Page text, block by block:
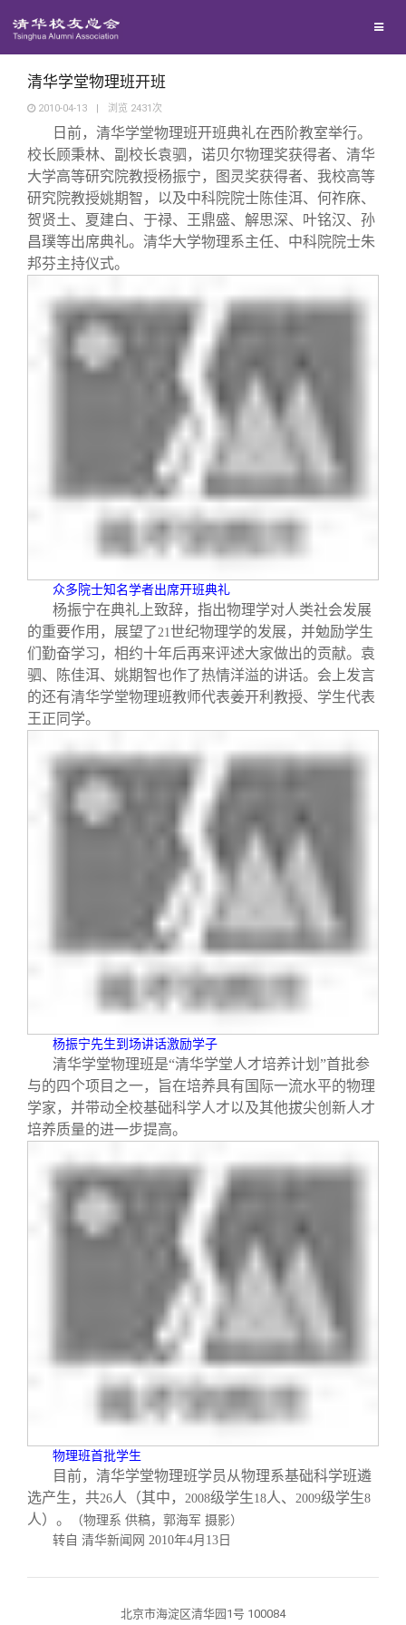
地区联络
年级联络
院系校友工作
专业委员会
兴趣群体
西南联大校友会
回馈母校
捐赠项目
捐赠新闻
捐赠纪事
捐赠方法
义工计划
媒体平台
《清华校友通讯》
《水木清华》
我要订阅
新媒体平台
百年清华
清华人物
清华故事
青春风采
校友讲坛
校友视界
校友服务
终身学习
信息化服务
实用信息
校友总会
总会简介
总会章程
理事会名单
联系我们
清华学堂物理班开班
2010-04-13 | 浏览 2431 次
日前，清华学堂物理班开班典礼在西阶教室举行。
校长顾秉林、副校长袁驷，诺贝尔物理奖获得者、清华
大学高等研究院教授杨振宁，图灵奖获得者、我校高等
研究院教授姚期智，以及中科院院士陈佳洱、何祚庥、
贺贤土、夏建白、于禄、王鼎盛、解思深、叶铭汉、孙
昌璞等出席典礼。清华大学物理系主任、中科院院士朱
邦芬主持仪式。
众多院士知名学者出席开班典礼
杨振宁在典礼上致辞，指出物理学对人类社会发展
的重要作用，展望了 21世纪物理学的发展，并勉励学生
们勤奋学习，相约十年后再来评述大家做出的贡献。袁
驷、陈佳洱、姚期智也作了热情洋溢的讲话。会上发言
的还有清华学堂物理班教师代表姜开利教授、学生代表
王正同学。
杨振宁先生到场讲话激励学子
清华学堂物理班是“清华学堂人才培养计划”首批参
与的四个项目之一，旨在培养具有国际一流水平的物理
学家，并带动全校基础科学人才以及其他拔尖创新人才
培养质量的进一步提高。
物理班首批学生
目前，清华学堂物理班学员从物理系基础科学班遴
选产生，共26人（其中， 2008级学生18人、 2009级学生8
人）。
（物理系 供稿，郭海军 摄影）
转自 清华新闻网 2010年4月 13 日
北京市海淀区清华园1号 100084